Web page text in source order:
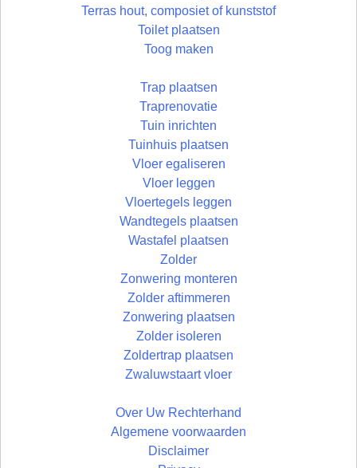
Terras hout, composiet of kunststof
Toilet plaatsen
Toog maken
Trap plaatsen
Traprenovatie
Tuin inrichten
Tuinhuis plaatsen
Vloer egaliseren
Vloer leggen
Vloertegels leggen
Wandtegels plaatsen
Wastafel plaatsen
Zolder
Zonwering monteren
Zolder aftimmeren
Zonwering plaatsen
Zolder isoleren
Zoldertrap plaatsen
Zwaluwstaart vloer
Over Uw Rechterhand
Algemene voorwaarden
Disclaimer